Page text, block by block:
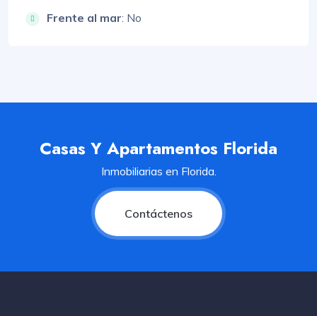
Frente al mar: No
Casas Y Apartamentos Florida
Inmobiliarias en Florida.
Contáctenos